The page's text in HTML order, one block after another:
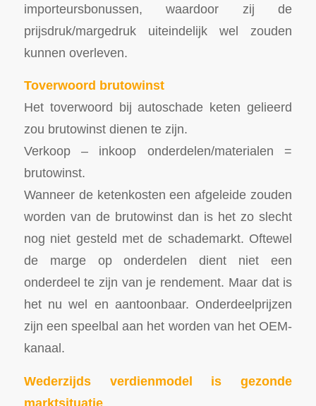
importeursbonussen, waardoor zij de
prijsdruk/margedruk uiteindelijk wel zouden
kunnen overleven.
Toverwoord brutowinst
Het toverwoord bij autoschade keten gelieerd
zou brutowinst dienen te zijn.
Verkoop – inkoop onderdelen/materialen =
brutowinst.
Wanneer de ketenkosten een afgeleide zouden
worden van de brutowinst dan is het zo slecht
nog niet gesteld met de schademarkt. Oftewel
de marge op onderdelen dient niet een
onderdeel te zijn van je rendement. Maar dat is
het nu wel en aantoonbaar. Onderdeelprijzen
zijn een speelbal aan het worden van het OEM-
kanaal.
Wederzijds verdienmodel is gezonde
marktsituatie